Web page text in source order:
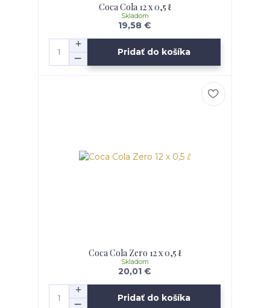
Coca Cola 12 x 0,5 ℓ
19,58 €
Skladom
Pridať do košíka
Coca Cola Zero 12 x 0,5 ℓ
20,01 €
Skladom
Pridať do košíka